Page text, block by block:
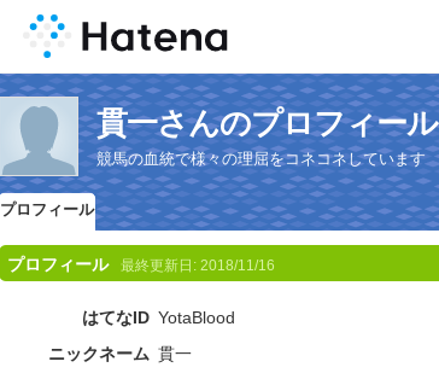
貫一さんのプロフィール
競馬の血統で様々の理屈をコネコネしています
プロフィール
プロフィール 最終更新日: 2018/11/16
はてなID YotaBlood
ニックネーム 貫一